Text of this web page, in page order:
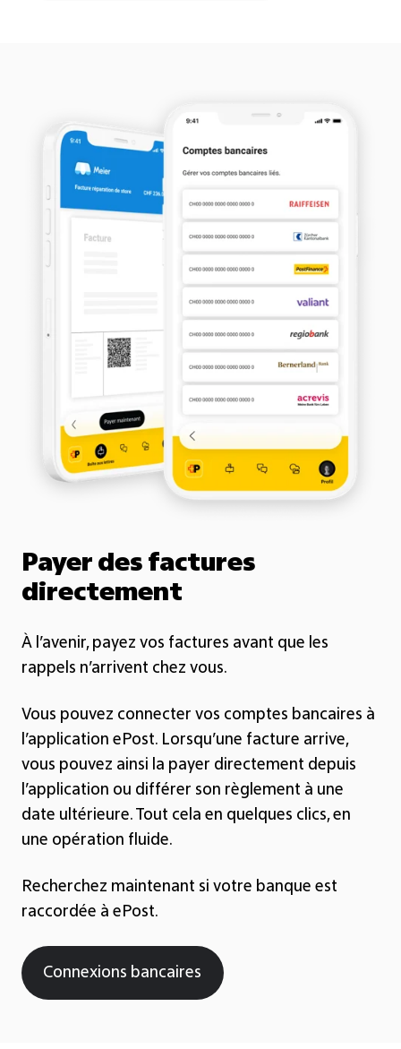
Payer des factures
directement
À l’avenir, payez vos factures avant que les
rappels n’arrivent chez vous.
Vous pouvez connecter vos comptes bancaires à
l’application ePost. Lorsqu’une facture arrive,
vous pouvez ainsi la payer directement depuis
l’application ou différer son règlement à une
date ultérieure. Tout cela en quelques clics, en
une opération fluide.
Recherchez maintenant si votre banque est
raccordée à ePost.
Connexions bancaires